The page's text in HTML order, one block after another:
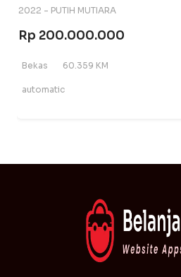
2022 - PUTIH MUTIARA
Rp 200.000.000
Bekas 60.359 KM
automatic